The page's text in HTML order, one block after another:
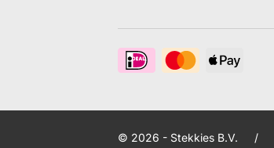
© 2026 - Stekkies B.V. /